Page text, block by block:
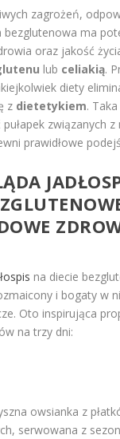
zagrożeń,
ma
oraz jakość
lub celiakią.
diety
z dietetykiem.
związanych z
prawidłowe
na diecie
i bogaty w
Oto inspirująca
na trzy dni:
owsianka z
serwowana z